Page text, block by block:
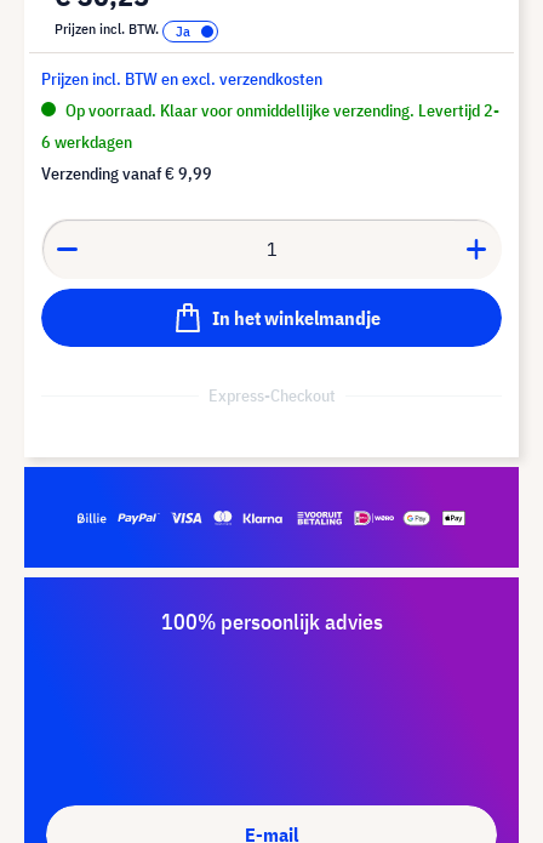
Prijzen incl. BTW.
Prijzen incl. BTW en excl. verzendkosten
Op voorraad. Klaar voor onmiddellijke verzending. Levertijd 2-
6 werkdagen
Verzending vanaf€ 9,99
In het winkelmandje
Express-Checkout
100% persoonlijk advies
E-mail